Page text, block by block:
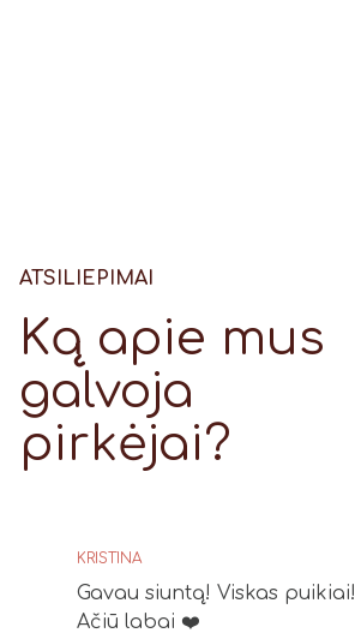
ATSILIEPIMAI
Ką apie mus
galvoja
pirkėjai?
KRISTINA
Gavau siuntą! Viskas puikiai!
Ačiū labai ❤️